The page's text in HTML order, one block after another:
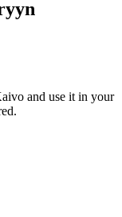
and use it in your